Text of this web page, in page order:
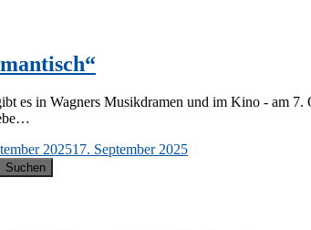
es in Wag­ners Mu­sik­dra­men und im Kino - am
202517. September 2025